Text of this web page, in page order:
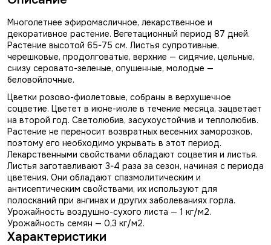
Многолетнее эфиромасличное, лекарственное и
декоративное растение. Вегетационный период 87 дней.
Растение высотой 65-75 см. Листья супротивные,
черешковые, продолговатые, верхние — сидячие, цельные,
снизу серовато-зеленые, опушенные, молодые —
беловойлочные.
Цветки розово-фиолетовые, собраны в верхушечное
соцветие. Цветет в июне-июле в течение месяца, зацветает
на второй год. Светолюбив, засухоустойчив и теплолюбив.
Растение не переносит возвратных весенних заморозков,
поэтому его необходимо укрывать в этот период.
Лекарственными свойствами обладают соцветия и листья.
Листья заготавливают 3-4 раза за сезон, начиная с периода
цветения. Они обладают спазмолитическим и
антисептическим свойствами, их используют для
полосканий при ангинах и других заболеваниях горла.
Урожайность воздушно-сухого листа — 1 кг/м2.
Урожайность семян — 0,3 кг/м2.
Характеристики